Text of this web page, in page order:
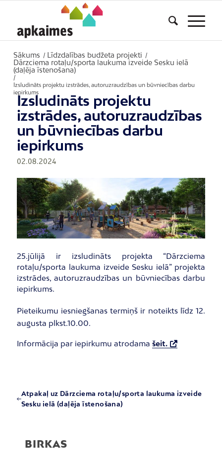
Sākums / Līdzdalības budžeta projekti /
Dārzciema rotaļu/sporta laukuma izveide Sesku ielā
(daļēja īstenošana)
/
Izsludināts projektu izstrādes, autoruzraudzības un būvniecības darbu
iepirkums
Izsludināts projektu
izstrādes, autoruzraudzības
un būvniecības darbu
iepirkums
02.08.2024
25.jūlijā ir izsludināts projekta “Dārzciema
rotaļu/sporta laukuma izveide Sesku ielā” projekta
izstrādes, autoruzraudzības un būvniecības darbu
iepirkums.
Pieteikumu iesniegšanas termiņš ir noteikts līdz 12.
augusta plkst.10.00.
Informācija par iepirkumu atrodama šeit.
Atpakaļ uz Dārzciema rotaļu/sporta laukuma izveide
Sesku ielā (daļēja īstenošana)
BIRKAS